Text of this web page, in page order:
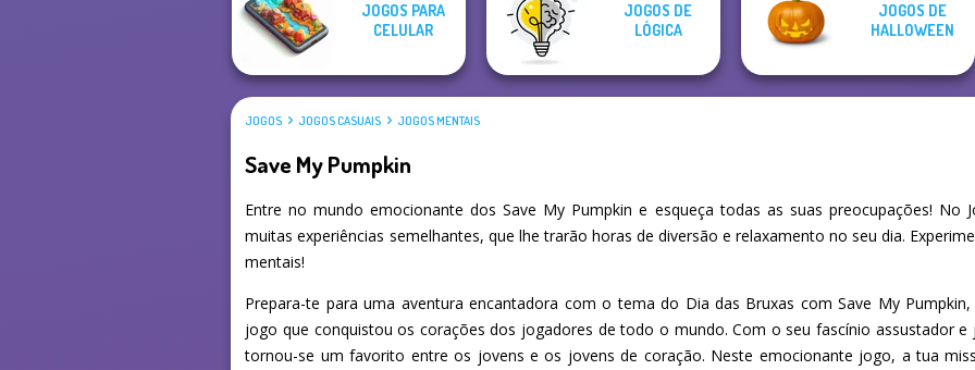
JOGOS PARA
CELULAR
JOGOS DE
LÓGICA
JOGOS DE
HALLOWEEN
JOGOS JOGOS CASUAIS JOGOS MENTAIS
Save My Pumpkin
Entre no mundo emocionante dos Save My Pumpkin e esqueça todas as suas preocupações! No
muitas experiências semelhantes, que lhe trarão horas de diversão e relaxamento no seu dia.
mentais!
Prepara-te para uma aventura encantadora com o tema do Dia das Bruxas com Save My
jogo que conquistou os corações dos jogadores de todo o mundo. Com o seu fascínio assustador
tornou-se um favorito entre os jovens e os jovens de coração. Neste emocionante jogo, a tua